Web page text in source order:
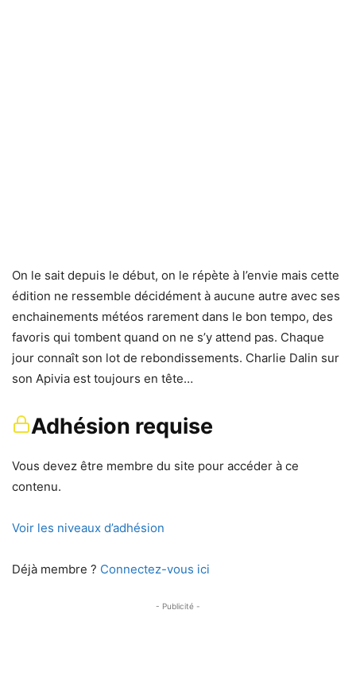
On le sait depuis le début, on le répète à l’envie mais cette
édition ne ressemble décidément à aucune autre avec ses
enchainements météos rarement dans le bon tempo, des
favoris qui tombent quand on ne s’y attend pas. Chaque
jour connaît son lot de rebondissements. Charlie Dalin sur
son Apivia est toujours en tête…
Adhésion requise
Vous devez être membre du site pour accéder à ce
contenu.
Voir les niveaux d’adhésion
Déjà membre ? Connectez-vous ici
- Publicité -